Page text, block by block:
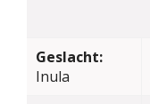
Geslacht:
Inula